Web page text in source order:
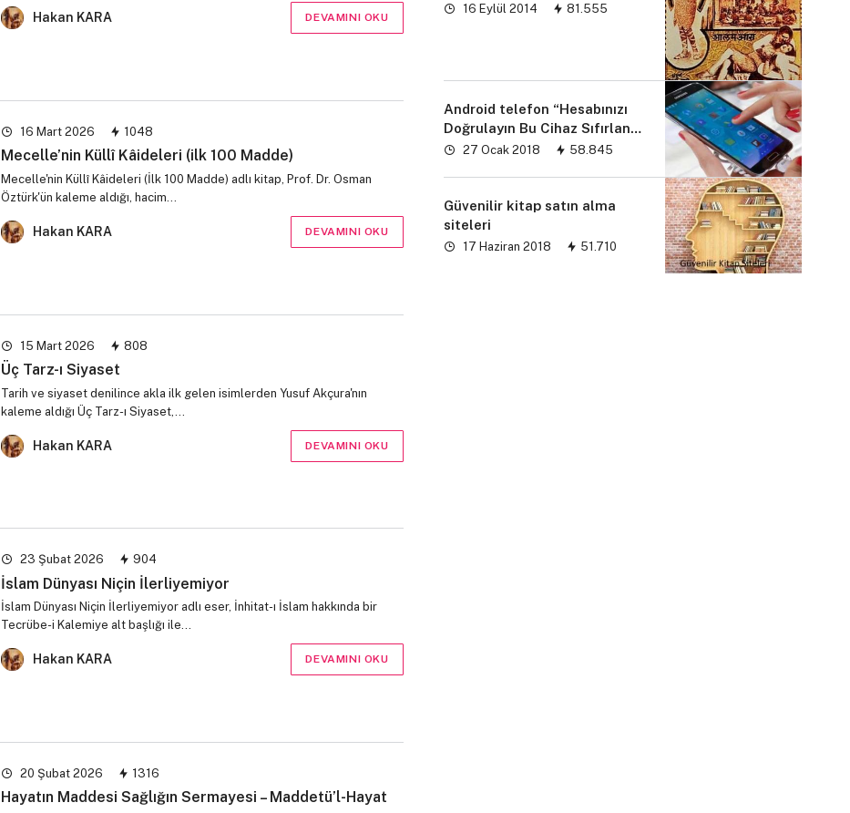
Hakan KARA DEVAMINI OKU
16 Mart 2026 1048
Mecelle’nin Küllî Kâideleri (ilk 100 Madde)
Mecelle'nin Küllî Kâideleri (İlk 100 Madde) adlı kitap, Prof. Dr. Osman
Öztürk'ün kaleme aldığı, hacim…
Hakan KARA DEVAMINI OKU
15 Mart 2026 808
Üç Tarz-ı Siyaset
Tarih ve siyaset denilince akla ilk gelen isimlerden Yusuf Akçura'nın
kaleme aldığı Üç Tarz-ı Siyaset,…
Hakan KARA DEVAMINI OKU
23 Şubat 2026 904
İslam Dünyası Niçin İlerliyemiyor
İslam Dünyası Niçin İlerliyemiyor adlı eser, İnhitat-ı İslam hakkında bir
Tecrübe-i Kalemiye alt başlığı ile…
Hakan KARA DEVAMINI OKU
20 Şubat 2026 1316
Hayatın Maddesi Sağlığın Sermayesi – Maddetü’l-Hayat
16 Eylül 2014 81.555
Android telefon “Hesabınızı
Doğrulayın Bu Cihaz Sıfırlandı
sorunu” çözümü
27 Ocak 2018 58.845
Güvenilir kitap satın alma
siteleri
17 Haziran 2018 51.710